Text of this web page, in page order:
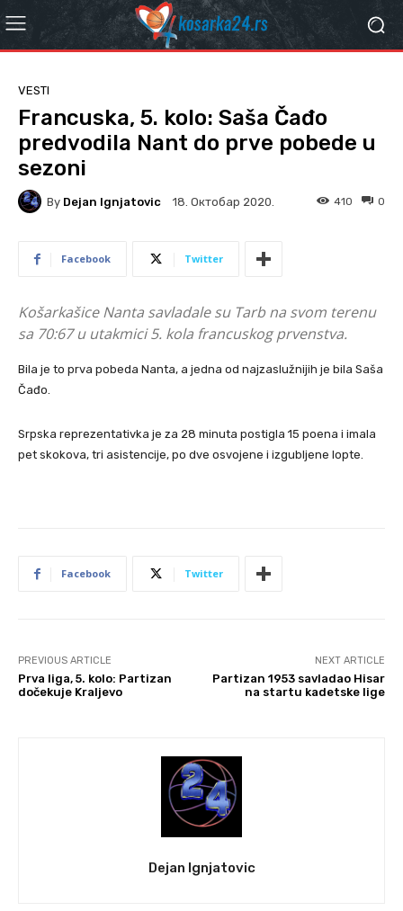
VESTI
Francuska, 5. kolo: Saša Čađo
predvodila Nant do prve pobede u
sezoni
By Dejan Ignjatovic 18. Октобар 2020. 0
410
Facebook Twitter
Košarkašice Nanta savladale su Tarb na svom terenu
sa 70:67 u utakmici 5. kola francuskog prvenstva.
Bila je to prva pobeda Nanta, a jedna od najzaslužnijih je bila Saša
Čađo.
Srpska reprezentativka je za 28 minuta postigla 15 poena i imala
pet skokova, tri asistencije, po dve osvojene i izgubljene lopte.
Facebook Twitter
PREVIOUS ARTICLE
Prva liga, 5. kolo: Partizan
dočekuje Kraljevo
NEXT ARTICLE
Partizan 1953 savladao Hisar
na startu kadetske lige
Dejan Ignjatovic